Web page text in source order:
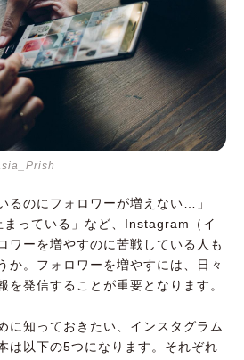
るのにフォロワーが増えない…」
まっている」など、Instagram（イ
ワーを増やすのに苦戦している人も
か。フォロワーを増やすには、日々
を発信することが重要となります。
に知っておきたい、インスタグラム
は以下の5つになります。それぞれ